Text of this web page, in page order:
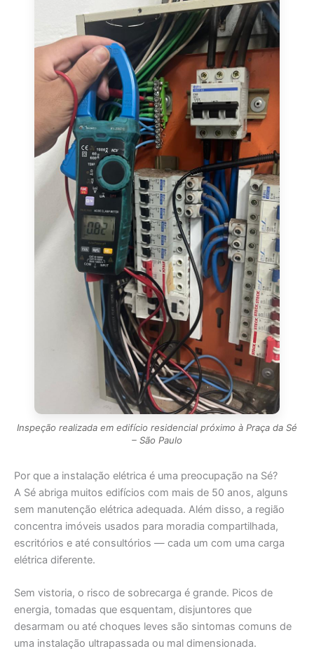
Inspeção realizada em edifício residencial próximo à Praça da Sé
– São Paulo
Por que a instalação elétrica é uma preocupação na Sé?
A Sé abriga muitos edifícios com mais de 50 anos, alguns
sem manutenção elétrica adequada. Além disso, a região
concentra imóveis usados para moradia compartilhada,
escritórios e até consultórios — cada um com uma carga
elétrica diferente.
Sem vistoria, o risco de sobrecarga é grande. Picos de
energia, tomadas que esquentam, disjuntores que
desarmam ou até choques leves são sintomas comuns de
uma instalação ultrapassada ou mal dimensionada.